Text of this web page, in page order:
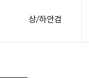
상/하안검